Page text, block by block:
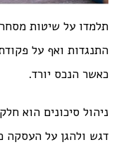
תלמדו על שיטות
התנגדות ואף על
כאשר הנכס יורד.
ניהול סיכונים הוא
דגש ולהגן על העסקה